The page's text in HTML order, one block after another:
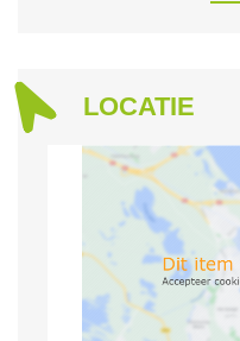
LOCATIE